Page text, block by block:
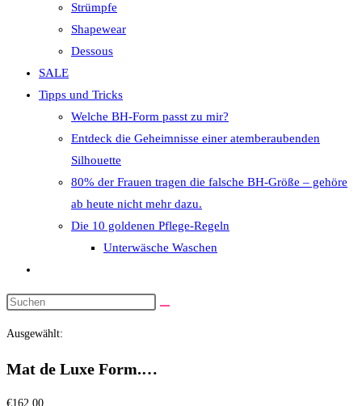
Strümpfe
Shapewear
Dessous
SALE
Tipps und Tricks
Welche BH-Form passt zu mir?
Entdeck die Geheimnisse einer atemberaubenden
Silhouette
80% der Frauen tragen die falsche BH-Größe – gehöre
ab heute nicht mehr dazu.
Die 10 goldenen Pflege-Regeln
Unterwäsche Waschen
umschalten
Diese
durchsuchen
Ausgewählt:
Mat de Luxe Form.…
€162,00